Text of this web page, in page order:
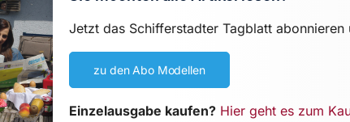
Jetzt das Schifferstadter Tagblatt abonnieren
zu den Abo Modellen
Einzelausgabe kaufen? Hier geht es zum